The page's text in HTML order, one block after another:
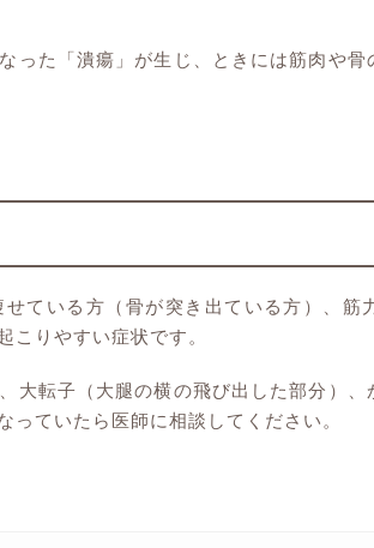
った「潰瘍」が生じ、ときには筋肉や骨
ている方（骨が突き出ている方）、筋
こりやすい症状です。
大転子（大腿の横の飛び出した部分）、
ていたら医師に相談してください。